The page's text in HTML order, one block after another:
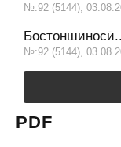
№:92 (5144),
№:92 (5144),
PDF